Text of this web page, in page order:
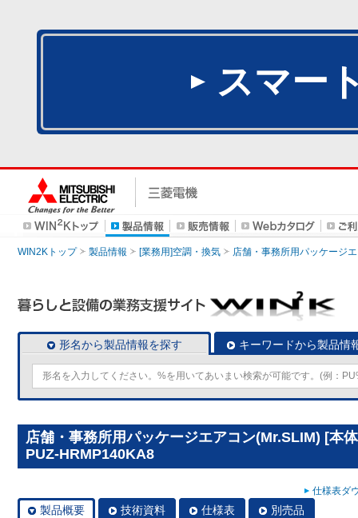
スマー
WIN2Kトップ 製品情報 [業務用]空調・換気 店舗・事務所用パッケージ
形名から製品情報を探す キーワードから製品情
店舗・事務所用パッケージエアコン(Mr.SLIM) [本
PUZ-HRMP140KA8
仕様表ダ
製品概要 技術資料 仕様表 別売品